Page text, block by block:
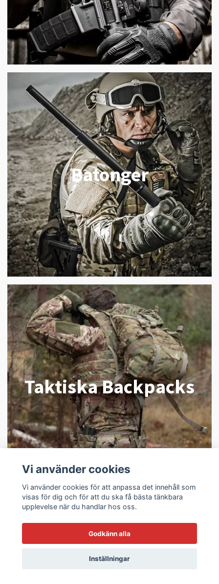
Batonger
Taktiska Backpacks
Vi använder cookies
Vi använder cookies för att anpassa det innehåll som
visas för dig och för att du ska få bästa tänkbara
upplevelse när du handlar hos oss.
Godkänn alla
Inställningar